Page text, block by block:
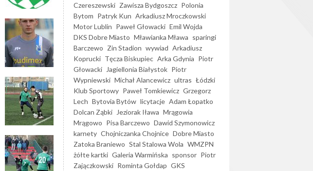
Czereszewski Zawisza Bydgoszcz Polonia
Bytom Patryk Kun Arkadiusz Mroczkowski
Motor Lublin Paweł Głowacki Emil Wojda
DKS Dobre Miasto Mławianka Mława sparingi
Barczewo Zin Stadion wywiad Arkadiusz
Koprucki Tęcza Biskupiec Arka Gdynia Piotr
Głowacki
Jagiellonia Białystok Piotr
Wypniewski Michał Alancewicz ultras Łódzki
Klub Sportowy Paweł Tomkiewicz Grzegorz
Lech Bytovia Bytów licytacje Adam Łopatko
Dolcan Ząbki
Jeziorak Iława Mrągowia
Mrągowo Pisa Barczewo Dawid Szymonowicz
karnety Chojniczanka Chojnice Dobre Miasto
Zatoka Braniewo Stal Stalowa Wola WMZPN
żółte kartki Galeria Warmińska sponsor Piotr
Zajączkowski Rominta Gołdap GKS